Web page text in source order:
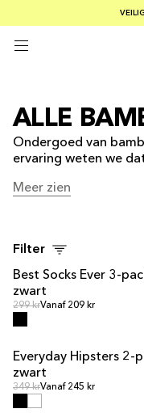
GRATIS
ALLE
Ondergoed van
ervaring weten we
Meer zien
Filter
Best Socks Ever 3-
zwart
Normale prijs
299 krNormale prijs
Vanaf 209 kr
UITVERKOOP
Everyday Hipsters 2-
zwart
Normale prijs
349 krNormale prijs
Vanaf 245 kr